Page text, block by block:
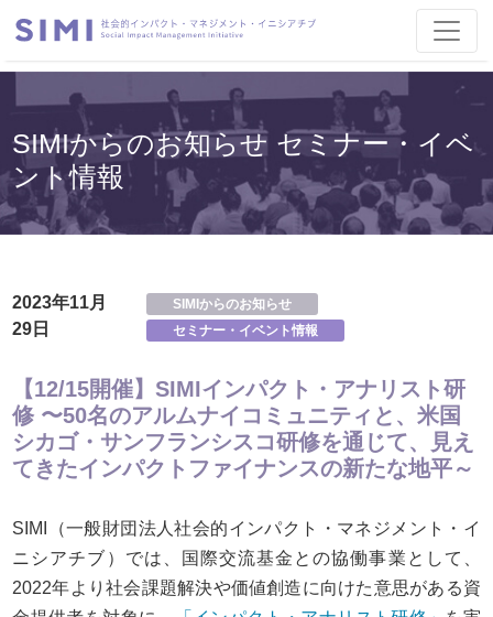
SIMIからのお知らせ セミナー・イベ
ント情報
2023年11月
29日
SIMIからのお知らせ
セミナー・イベント情報
【12/15開催】SIMIインパクト・アナリスト研
修 〜50名のアルムナイコミュニティと、米国
シカゴ・サンフランシスコ研修を通じて、見え
てきたインパクトファイナンスの新たな地平～
SIMI（一般財団法人社会的インパクト・マネジメント・イ
ニシアチブ）では、国際交流基金との協働事業として、
2022年より社会課題解決や価値創造に向けた意思がある資